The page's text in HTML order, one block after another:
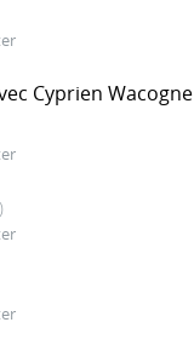
Cyprien Wacogne